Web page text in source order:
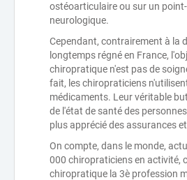
ostéoarticulaire ou sur un
neurologique.
Cependant, contrairement à la
longtemps régné en France,
chiropratique n'est pas de
fait, les chiropraticiens
médicaments. Leur véritable
de l'état de santé des
plus apprécié des assurances
On compte, dans le monde,
000 chiropraticiens en activité,
chiropratique la 3è profession